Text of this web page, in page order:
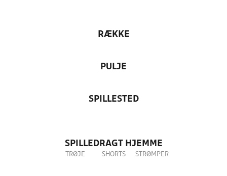
RÆKKE
PULJE
SPILLESTED
SPILLEDRAGT HJEMME
TRØJE SHORTS STRØMPER